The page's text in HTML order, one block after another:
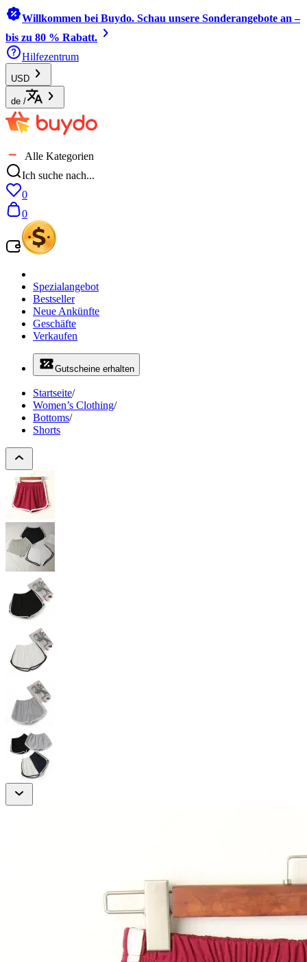
Willkommen bei Buydo. Schau unsere Sonderangebote an –
bis zu 80 % Rabatt.
Hilfezentrum
USD
de /
Alle Kategorien
Ich suche nach...
0
0
Spezialangebot
Bestseller
Neue Ankünfte
Geschäfte
Verkaufen
Gutscheine erhalten
Startseite/
Women’s Clothing/
Bottoms/
Shorts